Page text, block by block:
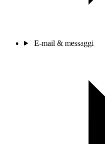
E-mail & messaggi